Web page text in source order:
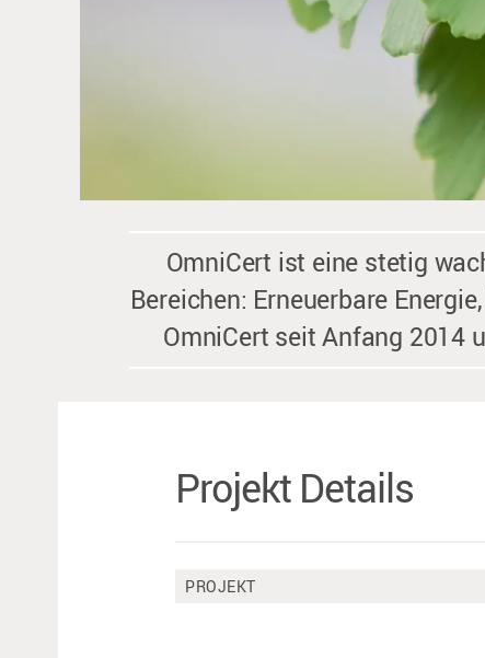
OmniCert ist eine stetig
Bereichen: Erneuerbare
OmniCert seit Anfang 2014
Projekt Details
PROJEKT